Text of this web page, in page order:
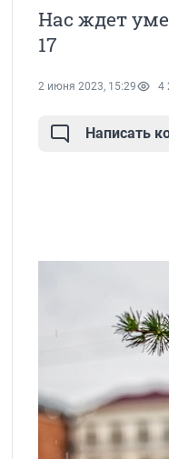
Нас ждет
17
2 июня 2023, 15:29 4
Написать